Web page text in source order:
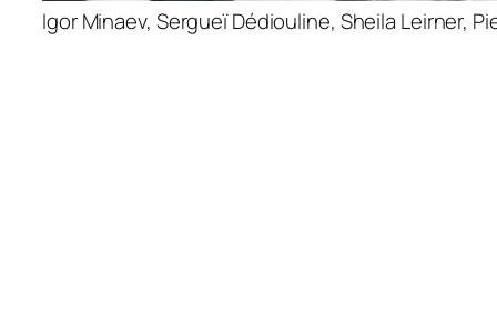
Igor Minaev, Sergueï Dédiouline, Sheila Leirner,